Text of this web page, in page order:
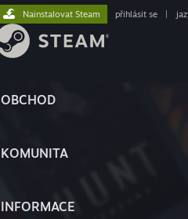
OBCHOD
KOMUNITA
INFORMACE
Nainstalovat Steam přihlásit se